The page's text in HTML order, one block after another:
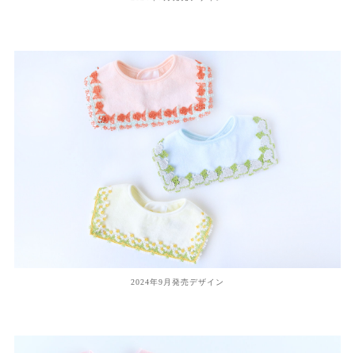
2024年9月発売デザイン